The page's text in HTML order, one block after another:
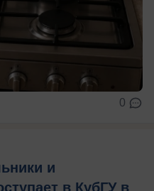
0
и
в КубГУ в